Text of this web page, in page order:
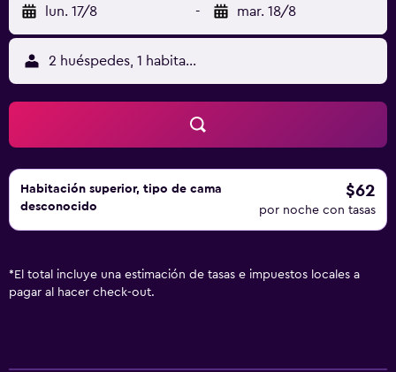
lun. 17/8 - mar. 18/8
2 huéspedes, 1 habitación
Habitación superior, tipo de cama
desconocido
$62
por noche con tasas
* El total incluye una estimación de tasas e impuestos locales a
pagar al hacer check-out.